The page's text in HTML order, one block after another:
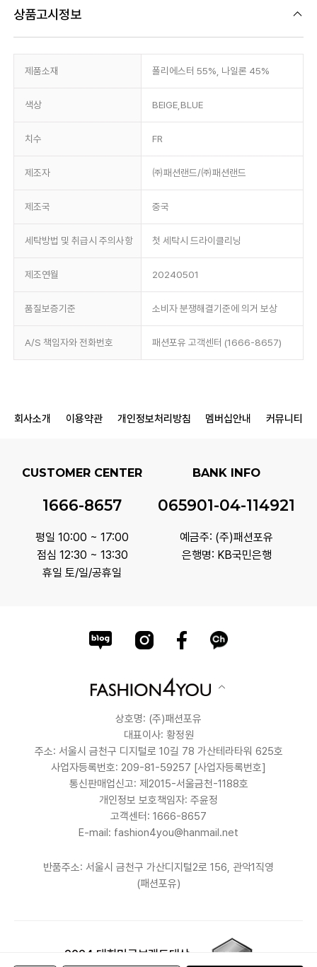
상품고시정보
제품소재 폴리에스터 55%, 나일론 45%
색상 BEIGE,BLUE
치수 FR
제조자 ㈜패션랜드/㈜패션랜드
제조국 중국
세탁방법 및 취급시 주의사항 첫 세탁시 드라이클리닝
제조연월 20240501
품질보증기준 소비자 분쟁해결기준에 의거 보상
A/S 책임자와 전화번호 패션포유 고객센터 (1666-8657)
회사소개 이용약관 개인정보처리방침 멤버십안내 커뮤니티
CUSTOMER CENTER
1666-8657
평일 10:00 ~ 17:00
점심 12:30 ~ 13:30
휴일 토/일/공휴일
BANK INFO
065901-04-114921
예금주: (주)패션포유
은행명: KB국민은행
상호명: (주)패션포유
대표이사: 황정원
주소: 서울시 금천구 디지털로 10길 78 가산테라타워 625호
사업자등록번호: 209-81-59257 [사업자등록번호]
통신판매업신고: 제2015-서울금천-1188호
개인정보 보호책임자: 주윤정
고객센터: 1666-8657
E-mail: fashion4you@hanmail.net
반품주소: 서울시 금천구 가산디지털2로 156, 관악1직영
(패션포유)